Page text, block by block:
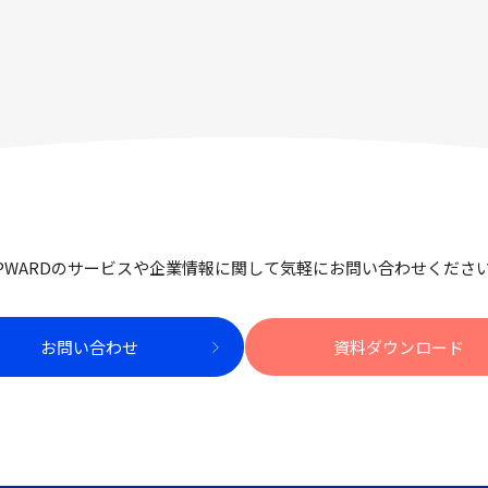
のサービスや企業情報に関して気軽にお問い合わせくださ
お問い合わせ 資料ダウンロード